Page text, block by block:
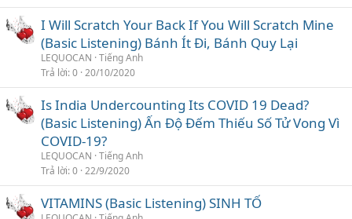
I Will Scratch Your Back If You Will Scratch Mine
(Basic Listening) Bánh Ít Đi, Bánh Quy Lại
LEQUOCAN Tiếng Anh
Trả lời 0 20/10/2020
Is India Undercounting Its COVID 19 Dead?
(Basic Listening) Ấn Độ Đếm Thiếu Số Tử Vong Vì
COVID-19?
LEQUOCAN Tiếng Anh
Trả lời 0 22/9/2020
VITAMINS (Basic Listening) SINH TỐ